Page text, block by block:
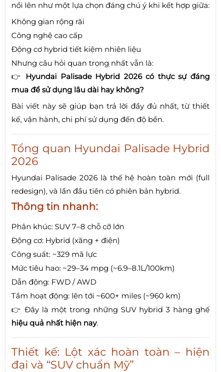
nổi lên như một lựa chọn đáng chú ý khi kết hợp giữa:
Không gian rộng rãi
Công nghệ cao cấp
Động cơ hybrid tiết kiệm nhiên liệu
Nhưng câu hỏi quan trọng nhất vẫn là:
👉 Hyundai Palisade Hybrid 2026 có thực sự đáng
mua để sử dụng lâu dài hay không?
Bài viết này sẽ giúp bạn trả lời đầy đủ nhất, từ thiết
kế, vận hành, chi phí sử dụng đến độ bền.
Tổng quan Hyundai Palisade Hybrid
2026
Hyundai Palisade 2026 là thế hệ hoàn toàn mới (full
redesign), và lần đầu tiên có phiên bản hybrid.
Thông tin nhanh:
Phân khúc: SUV 7–8 chỗ cỡ lớn
Động cơ: Hybrid (xăng + điện)
Công suất: ~329 mã lực
Mức tiêu hao: ~29–34 mpg (~6.9–8.1L/100km)
Dẫn động: FWD / AWD
Tầm hoạt động: lên tới ~600+ miles (~960 km)
👉 Đây là một trong những SUV hybrid 3 hàng ghế
hiệu quả nhất hiện nay.
Thiết kế: Lột xác hoàn toàn – hiện
đại và “SUV chuẩn Mỹ”